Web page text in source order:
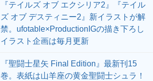
『テイルズ オブ エクシリア2』『テイル
ズ オブ デスティニー2』新イラストが解
禁。ufotable×ProductionIGの描き下ろし
イラスト企画は毎月更新
『聖闘士星矢 Final Edition』最新刊15
巻。表紙は山羊座の黄金聖闘士シュラ！